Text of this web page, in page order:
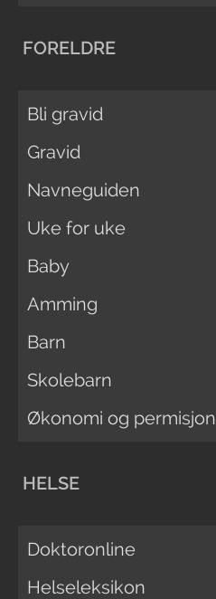
FORELDRE
Bli gravid
Gravid
Navneguiden
Uke for uke
Baby
Amming
Barn
Skolebarn
Økonomi og permisjon
HELSE
Doktoronline
Helseleksikon